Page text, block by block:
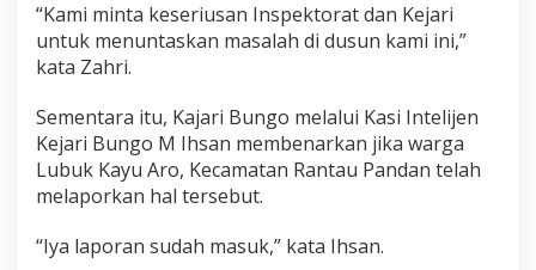
“Kami minta keseriusan Inspektorat dan Kejari
untuk menuntaskan masalah di dusun kami ini,”
kata Zahri.
Sementara itu, Kajari Bungo melalui Kasi Intelijen
Kejari Bungo M Ihsan membenarkan jika warga
Lubuk Kayu Aro, Kecamatan Rantau Pandan telah
melaporkan hal tersebut.
“Iya laporan sudah masuk,” kata Ihsan.